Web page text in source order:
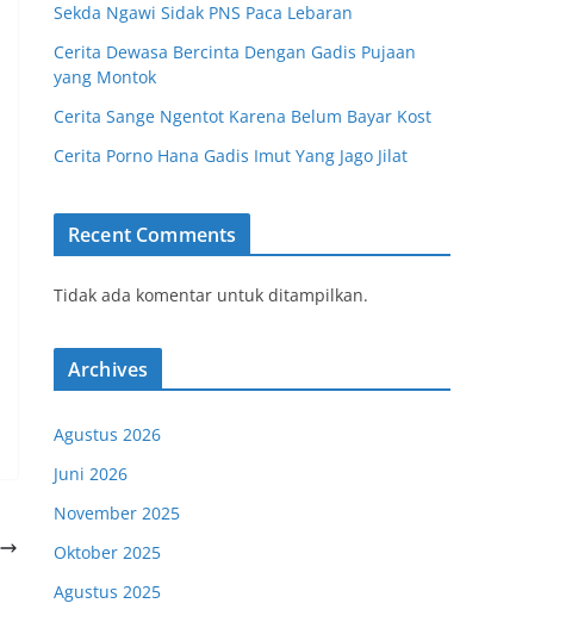
Sekda Ngawi Sidak PNS Paca Lebaran
Cerita Dewasa Bercinta Dengan Gadis Pujaan
yang Montok
Cerita Sange Ngentot Karena Belum Bayar Kost
Cerita Porno Hana Gadis Imut Yang Jago Jilat
Recent Comments
Tidak ada komentar untuk ditampilkan.
Archives
Agustus 2026
Juni 2026
November 2025
Oktober 2025
Agustus 2025